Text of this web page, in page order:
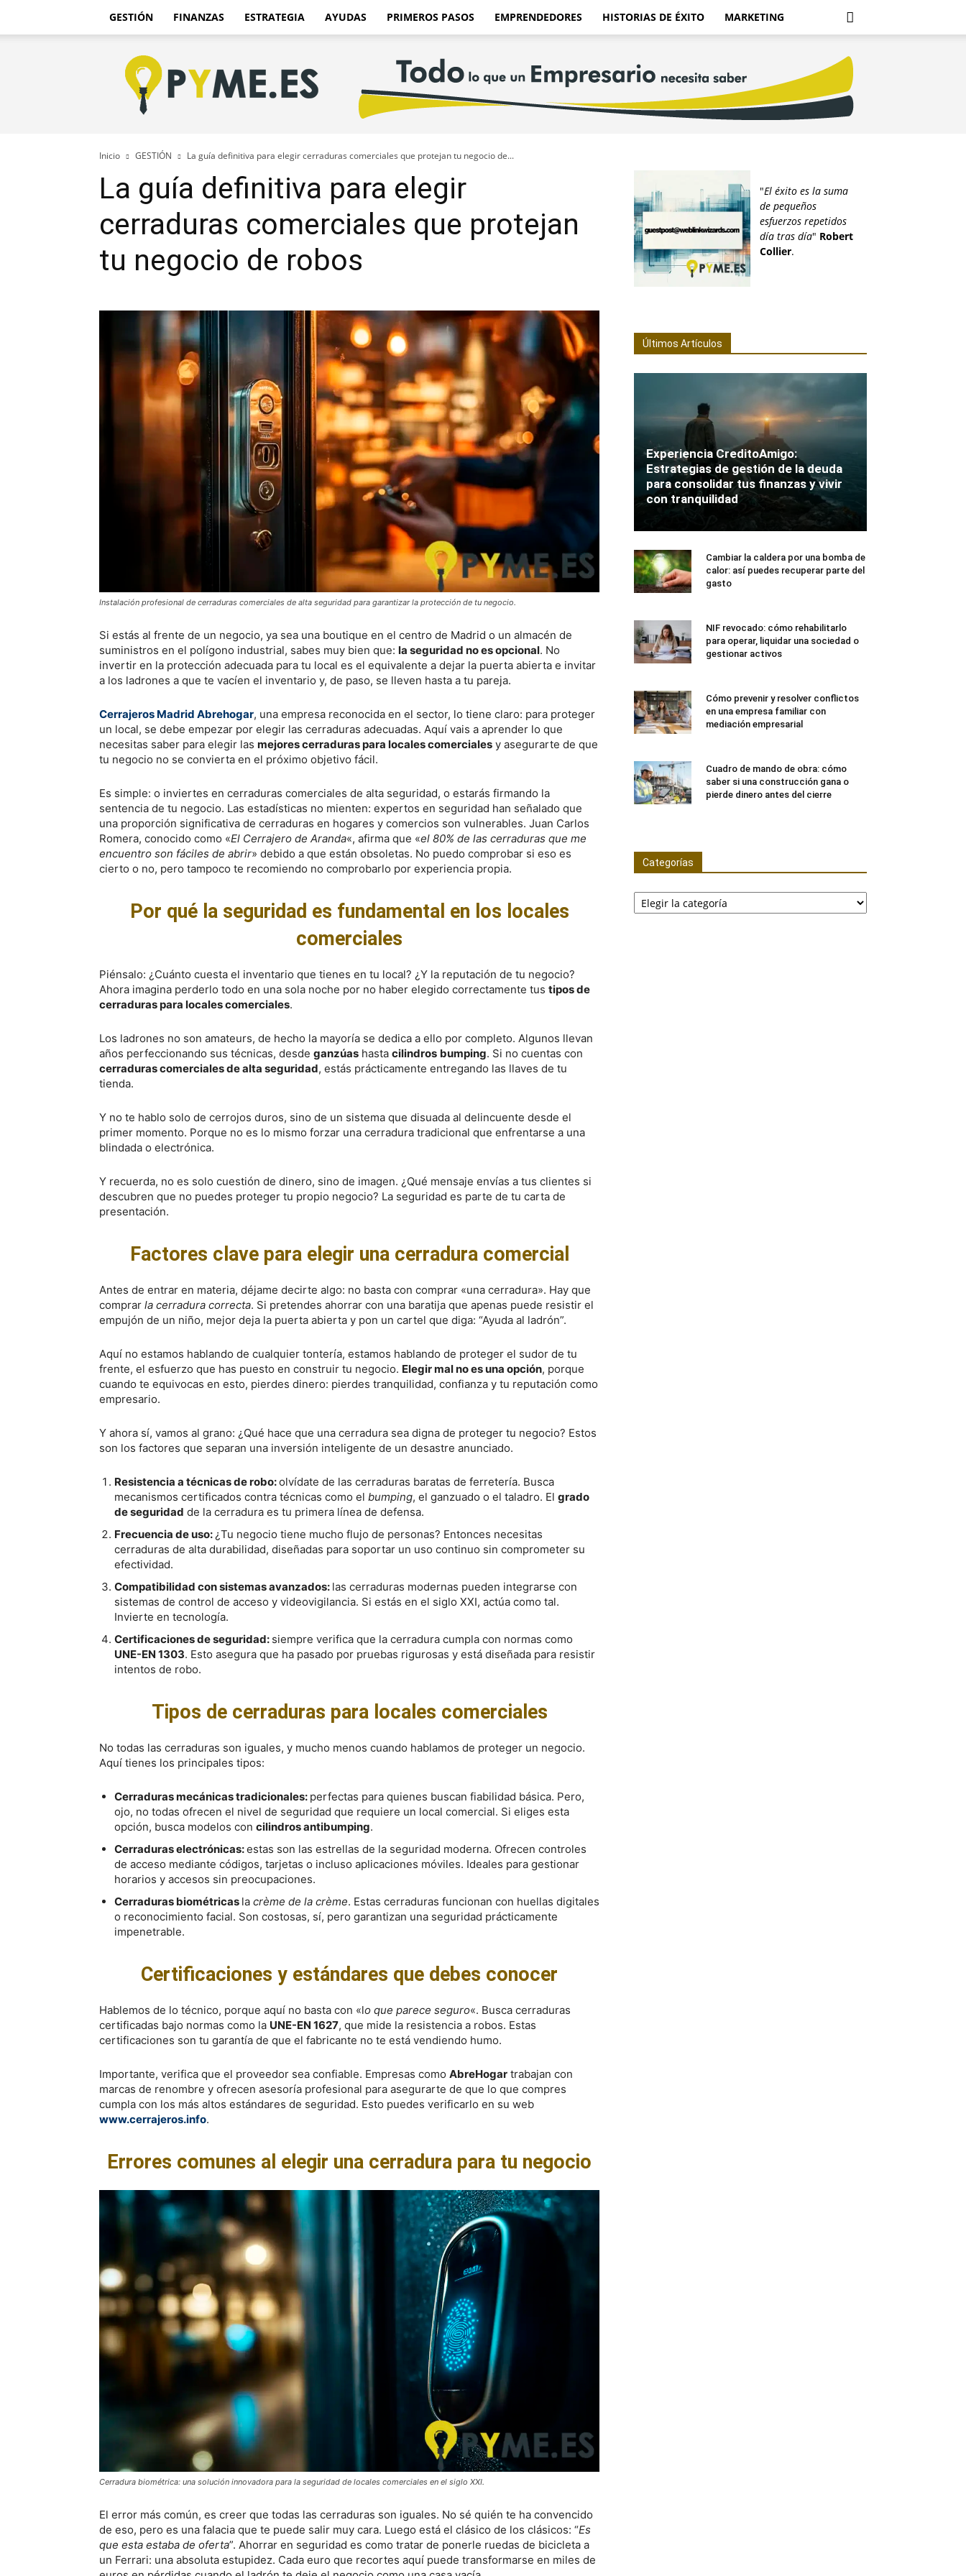
GESTIÓN FINANZAS ESTRATEGIA AYUDAS PRIMEROS PASOS EMPRENDEDORES HISTORIAS DE ÉXITO MARKETING
Pyme.es
–
Portal
PYME
de
Inicio GESTIÓN La guía definitiva para elegir cerraduras comerciales que protejan tu negocio de...
La guía definitiva para elegir
cerraduras comerciales que protejan
tu negocio de robos
Instalación profesional de cerraduras comerciales de alta seguridad para garantizar la protección de tu negocio.
Si estás al frente de un negocio, ya sea una boutique en el centro de Madrid o un almacén de
suministros en el polígono industrial, sabes muy bien que: la seguridad no es opcional. No
invertir en la protección adecuada para tu local es el equivalente a dejar la puerta abierta e invitar
a los ladrones a que te vacíen el inventario y, de paso, se lleven hasta a tu pareja.
Cerrajeros Madrid Abrehogar, una empresa reconocida en el sector, lo tiene claro: para proteger
un local, se debe empezar por elegir las cerraduras adecuadas. Aquí vais a aprender lo que
necesitas saber para elegir las mejores cerraduras para locales comerciales y asegurarte de que
tu negocio no se convierta en el próximo objetivo fácil.
Es simple: o inviertes en cerraduras comerciales de alta seguridad, o estarás firmando la
sentencia de tu negocio. Las estadísticas no mienten: expertos en seguridad han señalado que
una proporción significativa de cerraduras en hogares y comercios son vulnerables. Juan Carlos
Romera, conocido como «El Cerrajero de Aranda«, afirma que «el 80% de las cerraduras que me
encuentro son fáciles de abrir» debido a que están obsoletas. No puedo comprobar si eso es
cierto o no, pero tampoco te recomiendo no comprobarlo por experiencia propia.
Por qué la seguridad es fundamental en los locales
comerciales
Piénsalo: ¿Cuánto cuesta el inventario que tienes en tu local? ¿Y la reputación de tu negocio?
Ahora imagina perderlo todo en una sola noche por no haber elegido correctamente tus tipos de
cerraduras para locales comerciales.
Los ladrones no son amateurs, de hecho la mayoría se dedica a ello por completo. Algunos llevan
años perfeccionando sus técnicas, desde ganzúas hasta cilindros bumping. Si no cuentas con
cerraduras comerciales de alta seguridad, estás prácticamente entregando las llaves de tu
tienda.
Y no te hablo solo de cerrojos duros, sino de un sistema que disuada al delincuente desde el
primer momento. Porque no es lo mismo forzar una cerradura tradicional que enfrentarse a una
blindada o electrónica.
Y recuerda, no es solo cuestión de dinero, sino de imagen. ¿Qué mensaje envías a tus clientes si
descubren que no puedes proteger tu propio negocio? La seguridad es parte de tu carta de
presentación.
Factores clave para elegir una cerradura comercial
Antes de entrar en materia, déjame decirte algo: no basta con comprar «una cerradura». Hay que
comprar la cerradura correcta. Si pretendes ahorrar con una baratija que apenas puede resistir el
empujón de un niño, mejor deja la puerta abierta y pon un cartel que diga: “Ayuda al ladrón”.
Aquí no estamos hablando de cualquier tontería, estamos hablando de proteger el sudor de tu
frente, el esfuerzo que has puesto en construir tu negocio. Elegir mal no es una opción, porque
cuando te equivocas en esto, pierdes dinero: pierdes tranquilidad, confianza y tu reputación como
empresario.
Y ahora sí, vamos al grano: ¿Qué hace que una cerradura sea digna de proteger tu negocio? Estos
son los factores que separan una inversión inteligente de un desastre anunciado.
Resistencia a técnicas de robo:olvídate de las cerraduras baratas de ferretería. Busca
mecanismos certificados contra técnicas como el bumping, el ganzuado o el taladro. El grado
de seguridad de la cerradura es tu primera línea de defensa.
Frecuencia de uso:¿Tu negocio tiene mucho flujo de personas? Entonces necesitas
cerraduras de alta durabilidad, diseñadas para soportar un uso continuo sin comprometer su
efectividad.
Compatibilidad con sistemas avanzados: las cerraduras modernas pueden integrarse con
sistemas de control de acceso y videovigilancia. Si estás en el siglo XXI, actúa como tal.
Invierte en tecnología.
Certificaciones de seguridad: siempre verifica que la cerradura cumpla con normas como
UNE-EN 1303. Esto asegura que ha pasado por pruebas rigurosas y está diseñada para resistir
intentos de robo.
Tipos de cerraduras para locales comerciales
No todas las cerraduras son iguales, y mucho menos cuando hablamos de proteger un negocio.
Aquí tienes los principales tipos:
Cerraduras mecánicas tradicionales: perfectas para quienes buscan fiabilidad básica. Pero,
ojo, no todas ofrecen el nivel de seguridad que requiere un local comercial. Si eliges esta
opción, busca modelos con cilindros antibumping.
Cerraduras electrónicas:estas son las estrellas de la seguridad moderna. Ofrecen controles
de acceso mediante códigos, tarjetas o incluso aplicaciones móviles. Ideales para gestionar
horarios y accesos sin preocupaciones.
Cerraduras biométricas la crème de la crème. Estas cerraduras funcionan con huellas digitales
o reconocimiento facial. Son costosas, sí, pero garantizan una seguridad prácticamente
impenetrable.
Certificaciones y estándares que debes conocer
Hablemos de lo técnico, porque aquí no basta con «lo que parece seguro«. Busca cerraduras
certificadas bajo normas como la UNE-EN 1627, que mide la resistencia a robos. Estas
certificaciones son tu garantía de que el fabricante no te está vendiendo humo.
Importante, verifica que el proveedor sea confiable. Empresas como AbreHogar trabajan con
marcas de renombre y ofrecen asesoría profesional para asegurarte de que lo que compres
cumpla con los más altos estándares de seguridad. Esto puedes verificarlo en su web
www.cerrajeros.info.
Errores comunes al elegir una cerradura para tu negocio
Cerradura biométrica: una solución innovadora para la seguridad de locales comerciales en el siglo XXI.
El error más común, es creer que todas las cerraduras son iguales. No sé quién te ha convencido
de eso, pero es una falacia que te puede salir muy cara. Luego está el clásico de los clásicos: “Es
que esta estaba de oferta”. Ahorrar en seguridad es como tratar de ponerle ruedas de bicicleta a
un Ferrari: una absoluta estupidez. Cada euro que recortes aquí puede transformarse en miles de
"El éxito es la suma
de pequeños
esfuerzos repetidos
día tras día" Robert
Collier.
Últimos Artículos
Experiencia CreditoAmigo:
Estrategias de gestión de la deuda
para consolidar tus finanzas y vivir
con tranquilidad
Cambiar la caldera por una bomba de
calor: así puedes recuperar parte del
gasto
NIF revocado: cómo rehabilitarlo
para operar, liquidar una sociedad o
gestionar activos
Cómo prevenir y resolver conflictos
en una empresa familiar con
mediación empresarial
Cuadro de mando de obra: cómo
saber si una construcción gana o
pierde dinero antes del cierre
Categorías
Categorías